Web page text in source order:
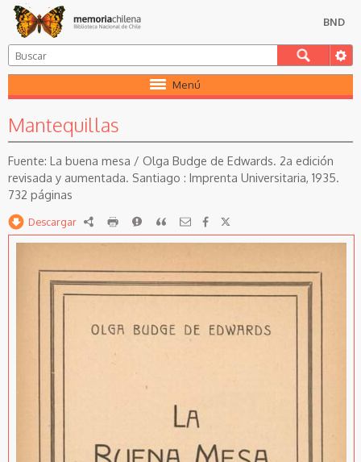
BND
Menú
Mantequillas
La buena mesa / Olga Budge de Edwards. 2a edición
revisada y aumentada. Santiago : Imprenta Universitaria, 1935.
732 páginas
Descargar RDF imprimirReportarCitar